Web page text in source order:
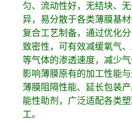
匀、流动性好，无结块、
异，易分散于各类薄膜基
复合工艺制备，通过优化
致密性，可有效减缓氧气
等气体的渗透速度，减少
影响薄膜原有的加工性能
薄膜阻隔性能、延长包装
能性助剂，广泛适配各类
工。